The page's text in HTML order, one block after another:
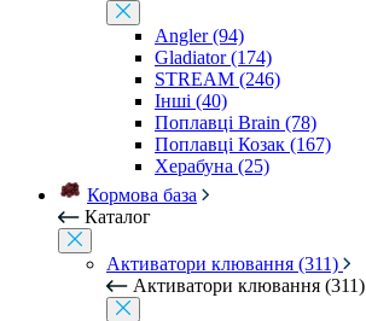
Angler (94)
Gladiator (174)
STREAM (246)
Інші (40)
Поплавці Brain (78)
Поплавці Козак (167)
Херабуна (25)
Кормова база
Каталог
Активатори клювання (311)
Активатори клювання (311)